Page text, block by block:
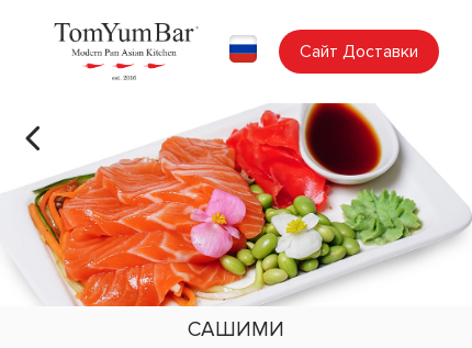
Сайт Доставки
САШИМИ